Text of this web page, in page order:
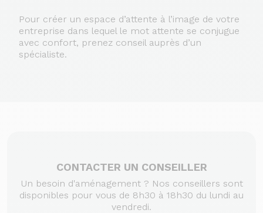
Pour créer un espace d’attente à l’image de votre
entreprise dans lequel le mot attente se conjugue
avec confort, prenez conseil auprès d’un
spécialiste.
CONTACTER UN CONSEILLER
Un besoin d'aménagement ? Nos conseillers sont
disponibles pour vous de 8h30 à 18h30 du lundi au
vendredi.